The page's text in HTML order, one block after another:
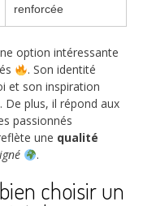
renforcée
option intéressante
. Son identité
et son inspiration
De plus, il répond aux
passionnés
une qualité
.
choisir un